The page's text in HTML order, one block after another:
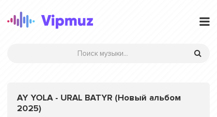
AY YOLA - URAL BATYR (Новый альбом
2025)